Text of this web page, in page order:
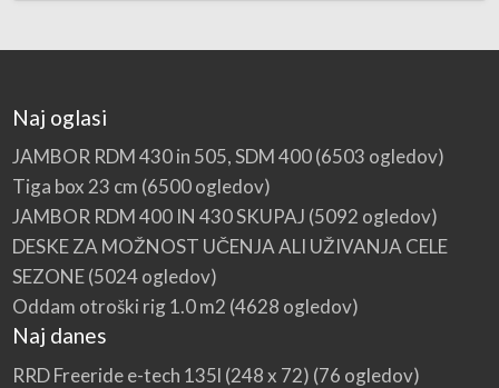
Naj oglasi
JAMBOR RDM 430 in 505, SDM 400(6503 ogledov)
Tiga box 23 cm (6500 ogledov)
JAMBOR RDM 400 IN 430 SKUPAJ (5092 ogledov)
DESKE ZA MOŽNOST UČENJA ALI UŽIVANJA CELE
SEZONE(5024 ogledov)
Oddam otroški rig 1.0 m2 (4628 ogledov)
Naj danes
RRD Freeride e-tech 135l (248 x 72) (76 ogledov)